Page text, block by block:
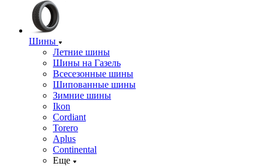
Шины
Летние шины
Шины на Газель
Всесезонные шины
Шипованные шины
Зимние шины
Ikon
Cordiant
Torero
Aplus
Continental
Еще